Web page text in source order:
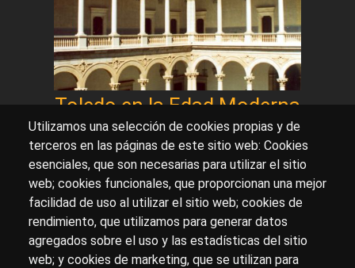
Toledo en la Edad Moderna
Sobre artehistoria.com
Para ponerte en contacto con nosotros, escríbenos en
el formulario decontacto
Accesibilidad
Aviso Legal Privacidad
Utilizamos una selección de cookies propias y de
terceros en las páginas de este sitio web: Cookies
esenciales, que son necesarias para utilizar el sitio
web; cookies funcionales, que proporcionan una mejor
facilidad de uso al utilizar el sitio web; cookies de
rendimiento, que utilizamos para generar datos
agregados sobre el uso y las estadísticas del sitio
web; y cookies de marketing, que se utilizan para